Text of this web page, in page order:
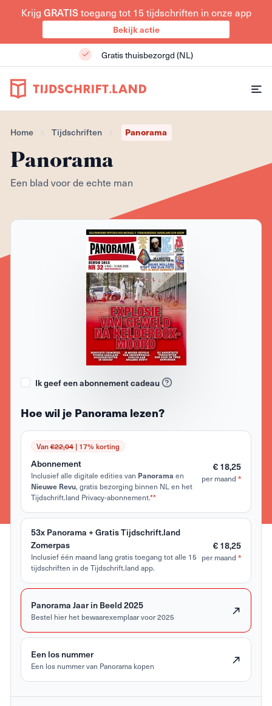
Krijg GRATIStoegang tot 15 tijdschriften in onze app
Bekijk actie
Gratis thuisbezorgd (NL)
Home Tijdschriften Panorama
Panorama
Een blad voor de echte man
Ik geef een abonnement cadeau
Hoe wil je Panorama lezen?
Van€22,04| 17% korting
Abonnement
Inclusief alle digitale edities van Panorama en
Nieuwe Revu, gratis bezorging binnen NL en het
Tijdschrift.land Privacy-abonnement.**
€ 18,25
per maand *
53x Panorama + Gratis Tijdschrift.land
Zomerpas
Inclusief één maand lang gratis toegang tot alle 15
tijdschriften in de Tijdschrift.land app.
€ 18,25
per maand *
Panorama Jaar in Beeld 2025
Bestel hier het bewaarexemplaar voor 2025
Een los nummer
Een los nummer van Panorama kopen